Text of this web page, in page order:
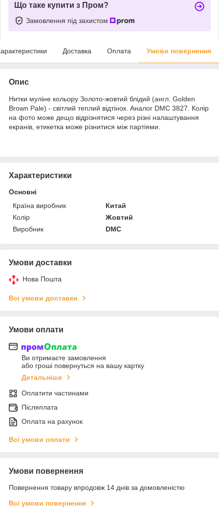
Що таке купити з Пром?
Замовлення під захистом
Доставка Оплата Умови повернення
Опис
Нитки муліне кольору Золото-жовтий блідий (англ. Golden
Brown Pale) - світлий теплий відтінок. Аналог DMC 3827. Колір
на фото може дещо відрізнятися через різні налаштування
екранів, етикетка може різнитися між партіями.
Характеристики
Основні
Країна виробник
Китай
Колір
Жовтий
Виробник
DMC
Умови доставки
Нова Пошта
Всі умови доставки
Умови оплати
Ви отримаєте замовлення
або гроші повернуться на вашу картку
Детальніше
Оплатити частинами
Післяплата
Оплата на рахунок
Всі умови оплати
Умови повернення
Повернення товару впродовж 14 днів за домовленістю
Всі умови повернення